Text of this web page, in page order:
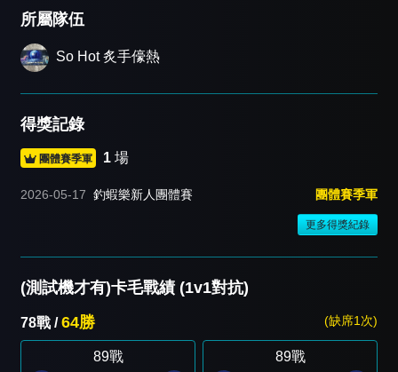
所屬隊伍
So Hot 炙手儫熱
得獎記錄
團體賽季軍 1 場
2026-05-17 釣蝦樂新人團體賽 團體賽季軍
更多得獎紀錄
(測試機才有)卡毛戰績 (1v1對抗)
78戰 /64勝 (缺席1次)
89戰 89戰